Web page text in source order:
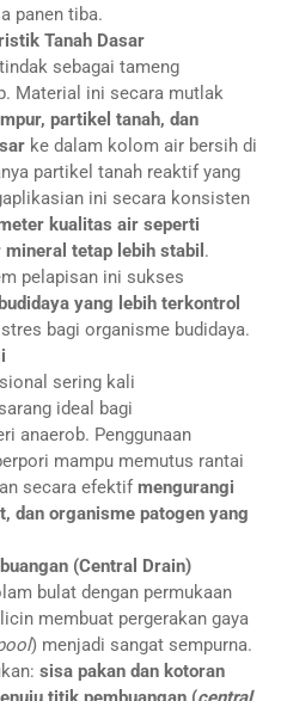
panen tiba.
Tanah Dasar
sebagai tameng
Material ini secara mutlak
partikel tanah, dan
ke dalam kolom air bersih di
partikel tanah reaktif yang
ini secara konsisten
kualitas air seperti
mineral tetap lebih stabil .
pelapisan ini sukses
yang lebih terkontrol
bagi organisme budidaya.
sering kali
ideal bagi
anaerob. Penggunaan
mampu memutus rantai
secara efektifmengurangi
dan organisme patogen yang
(Central Drain)
bulat dengan permukaan
membuat pergerakan gaya
) menjadi sangat sempurna.
sisa pakan dan kotoran